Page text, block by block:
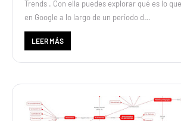
Trends . Con ella puedes explorar qué es lo
en Google a lo largo de un periodo d…
LEER MÁS